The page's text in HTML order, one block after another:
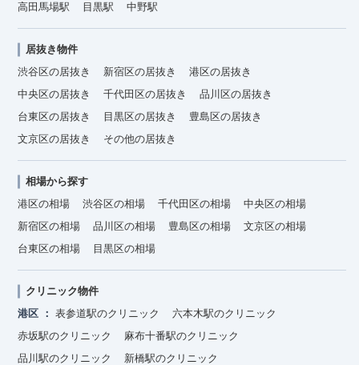
高田馬場駅
目黒駅 中野駅
居抜き物件
渋谷区の居抜き
新宿区の居抜き
港区の居抜き
中央区の居抜き
千代田区の居抜き
品川区の居抜き
台東区の居抜き
目黒区の居抜き
豊島区の居抜き
文京区の居抜き
その他の居抜き
相場から探す
港区の相場
渋谷区の相場 千代田区の相場
中央区の相場
新宿区の相場
品川区の相場 豊島区の相場
文京区の相場
台東区の相場
目黒区の相場
クリニック物件
港区
表参道駅のクリニック
六本木駅のクリニック
赤坂駅のクリニック
麻布十番駅のクリニック
品川駅のクリニック
新橋駅のクリニック